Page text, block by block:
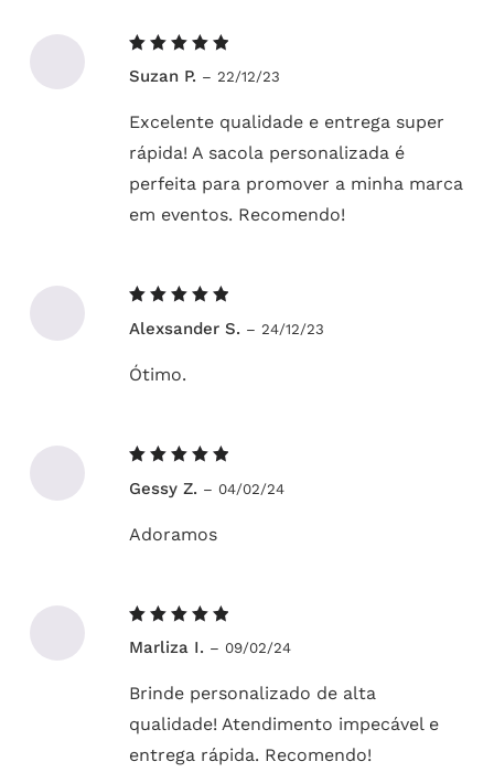
5de 5
Suzan P. – 22/12/23
Excelente qualidade e entrega super
rápida! A sacola personalizada é
perfeita para promover a minha marca
em eventos. Recomendo!
5de 5
Alexsander S. – 24/12/23
Ótimo.
5de 5
Gessy Z. – 04/02/24
Adoramos
5de 5
Marliza I. – 09/02/24
Brinde personalizado de alta
qualidade! Atendimento impecável e
entrega rápida. Recomendo!